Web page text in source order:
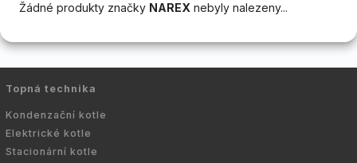
Žádné produkty značky NAREX nebyly nalezeny...
Topná technika
Kondenzační kotle
Elektrické kotle
Stacionární kotle